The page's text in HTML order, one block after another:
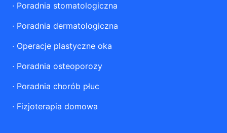
· Poradnia stomatologiczna
· Poradnia dermatologiczna
· Operacje plastyczne oka
· Poradnia osteoporozy
· Poradnia chorób płuc
· Fizjoterapia domowa